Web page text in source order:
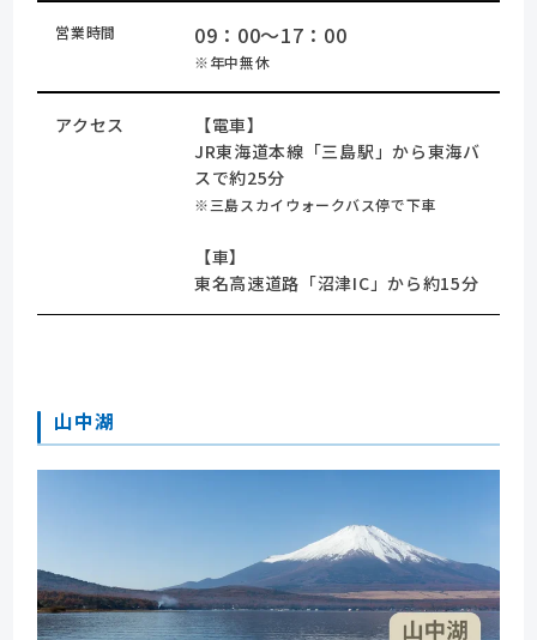
営業時間 09：00～17：00
※年中無休
アクセス
【電車】
JR東海道本線「三島駅」から東海バ
スで約25分
※三島スカイウォークバス停で下車
【車】
東名高速道路「沼津IC」から約15分
山中湖